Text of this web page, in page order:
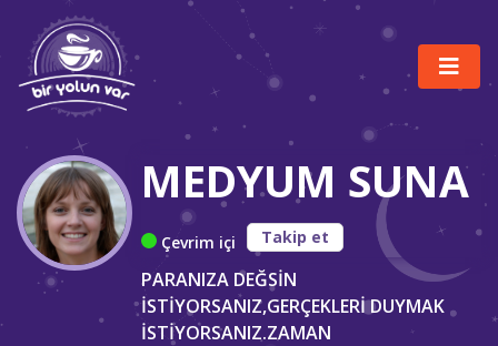
MEDYUM SUNA
Çevrim içi Takip et
PARANIZA DEĞSİN
İSTİYORSANIZ,GERÇEKLERİ DUYMAK
İSTİYORSANIZ.ZAMAN